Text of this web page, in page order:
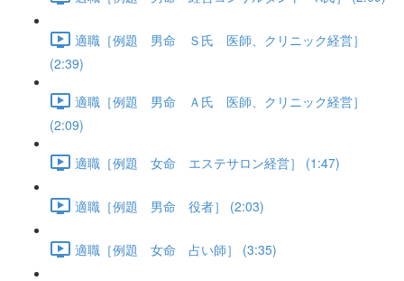
適職［例題 男命 Ｓ氏 医師、クリニック経営］
(2:39)
適職［例題 男命 Ａ氏 医師、クリニック経営］
(2:09)
適職［例題 女命 エステサロン経営］ (1:47)
適職［例題 男命 役者］ (2:03)
適職［例題 女命 占い師］ (3:35)